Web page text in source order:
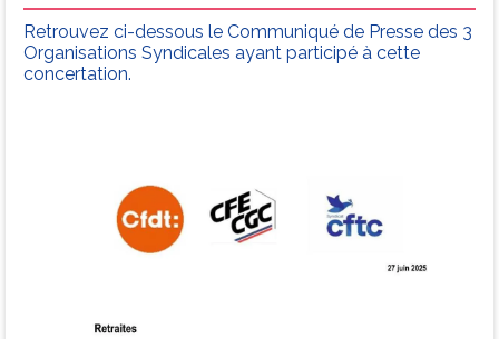
Retrouvez ci-dessous le Communiqué de Presse des 3
Organisations Syndicales ayant participé à cette
concertation.